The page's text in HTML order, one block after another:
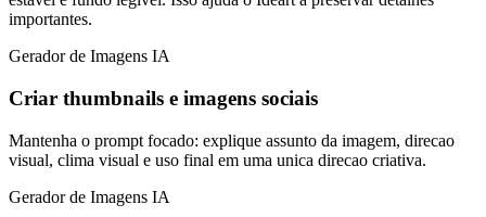
importantes.
Gerador de Imagens IA
Criar thumbnails e imagens sociais
Mantenha o prompt focado: explique assunto da imagem, direcao
visual, clima visual e uso final em uma unica direcao criativa.
Gerador de Imagens IA